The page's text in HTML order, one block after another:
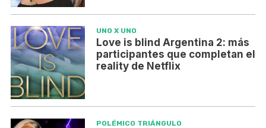
UNO X UNO
Love is blind Argentina 2: más
participantes que completan el
reality de Netflix
POLÉMICO TRIÁNGULO